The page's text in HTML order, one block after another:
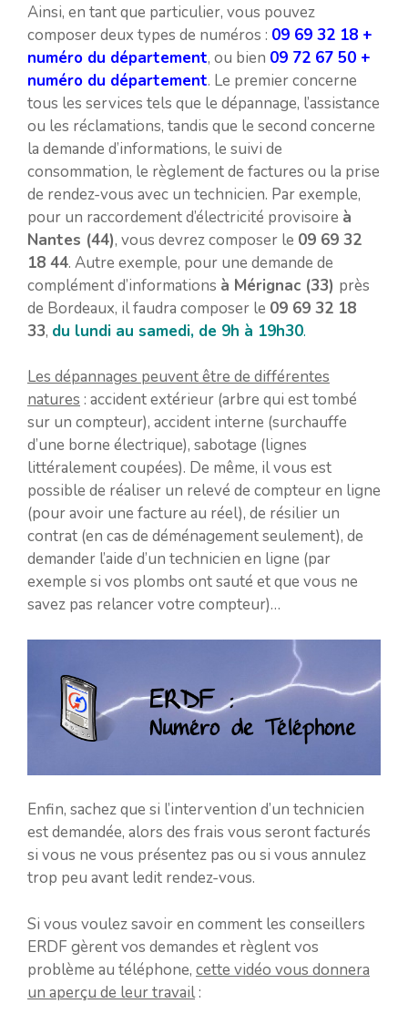
Ainsi, en tant que particulier, vous pouvez
composer deux types de numéros : 09 69 32 18 +
numéro du département, ou bien 09 72 67 50 +
numéro du département. Le premier concerne
tous les services tels que le dépannage, l’assistance
ou les réclamations, tandis que le second concerne
la demande d’informations, le suivi de
consommation, le règlement de factures ou la prise
de rendez-vous avec un technicien. Par exemple,
pour un raccordement d’électricité provisoire à
Nantes (44), vous devrez composer le 09 69 32
18 44. Autre exemple, pour une demande de
complément d’informations à Mérignac (33) près
de Bordeaux, il faudra composer le 09 69 32 18
33, du lundi au samedi, de 9h à 19h30.
Les dépannages peuvent être de différentes
natures : accident extérieur (arbre qui est tombé
sur un compteur), accident interne (surchauffe
d’une borne électrique), sabotage (lignes
littéralement coupées). De même, il vous est
possible de réaliser un relevé de compteur en ligne
(pour avoir une facture au réel), de résilier un
contrat (en cas de déménagement seulement), de
demander l’aide d’un technicien en ligne (par
exemple si vos plombs ont sauté et que vous ne
savez pas relancer votre compteur)…
Enfin, sachez que si l’intervention d’un technicien
est demandée, alors des frais vous seront facturés
si vous ne vous présentez pas ou si vous annulez
trop peu avant ledit rendez-vous.
Si vous voulez savoir en comment les conseillers
ERDF gèrent vos demandes et règlent vos
problème au téléphone, cette vidéo vous donnera
un aperçu de leur travail: